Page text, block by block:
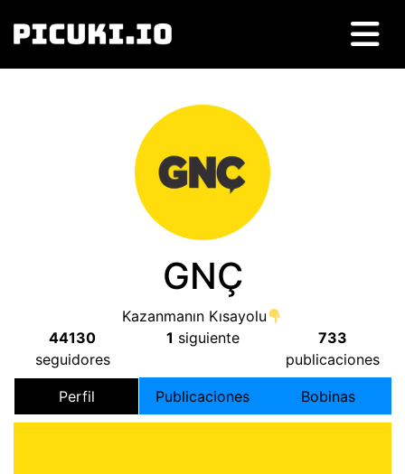
GNÇ
Kazanmanın Kısayolu
44130
seguidores
1 siguiente
733
publicaciones
Perfil Publicaciones Bobinas